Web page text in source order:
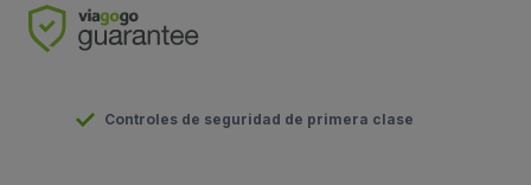
Controles de seguridad de primera clase